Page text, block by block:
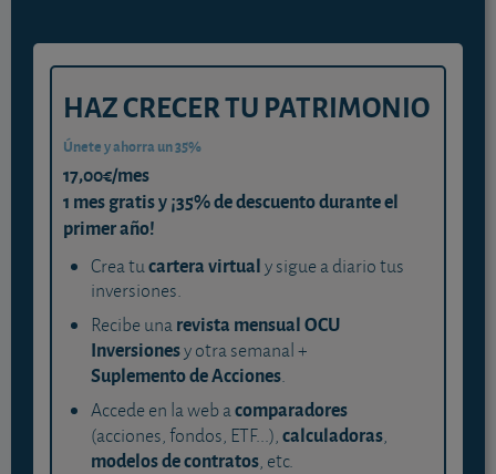
HAZ CRECER TU PATRIMONIO
Únete y ahorra un 35%
17,00€/mes
1 mes gratis y ¡35% de descuento durante el
primer año!
Crea tucartera virtualy sigue a diario tus
inversiones.
Recibe unarevista mensual OCU
Inversionesy otra semanal +
Suplemento de Acciones.
Accede en la web acomparadores
(acciones, fondos, ETF...),calculadoras,
modelos de contratos, etc.